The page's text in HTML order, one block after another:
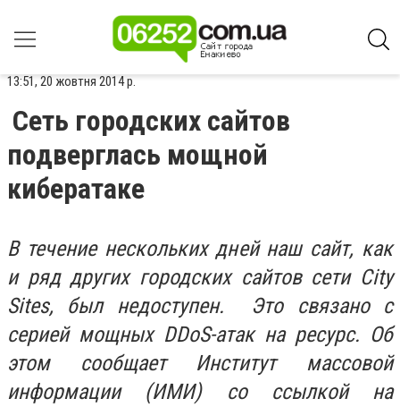
13:51, 20 жовтня 2014 р.
Сеть городских сайтов
подверглась мощной
кибератаке
В течение нескольких дней наш сайт, как
и ряд других городских сайтов сети City
Sites, был недоступен. Это связано с
серией мощных DDoS-атак на ресурс. Об
этом сообщает Институт массовой
информации (ИМИ) со ссылкой на